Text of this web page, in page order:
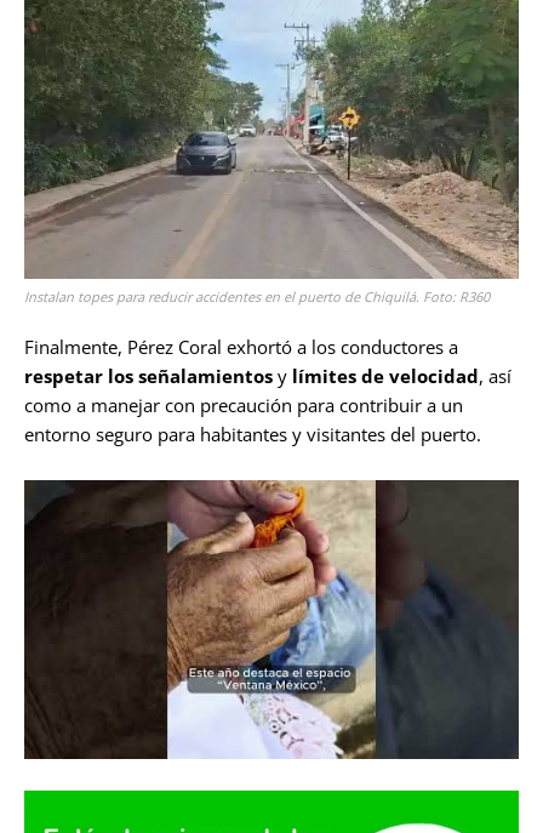
Instalan topes para reducir accidentes en el puerto de Chiquilá. Foto: R360
Finalmente, Pérez Coral exhortó a los conductores a
respetar los señalamientos y límites de velocidad, así
como a manejar con precaución para contribuir a un
entorno seguro para habitantes y visitantes del puerto.